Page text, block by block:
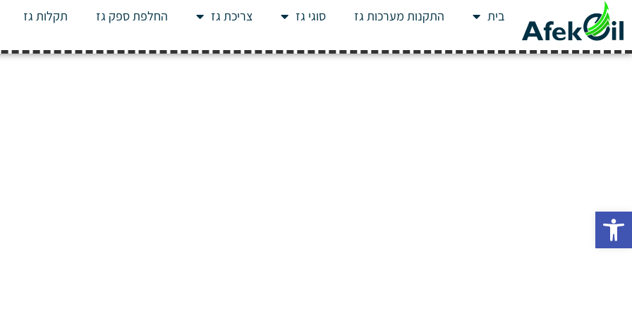
פתח סרגל נגישות
בית התקנות מערכות גז סוגי גז צריכת גז החלפת ספק גז תקלות גז